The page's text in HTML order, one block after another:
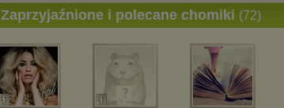
Zaprzyjaźnione i polecane chomiki (72)